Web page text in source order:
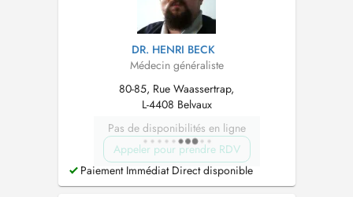
DR. HENRI BECK
Médecin généraliste
80-85, Rue Waassertrap,
L-4408 Belvaux
Pas de disponibilités en ligne
Appeler pour prendre RDV
Paiement Immédiat Direct disponible